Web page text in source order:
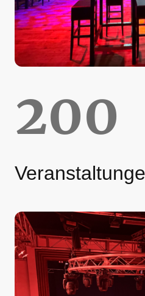
200